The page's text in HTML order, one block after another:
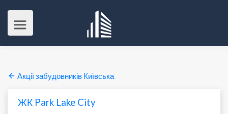
Акції забудовників Київська
ЖК Park Lake City